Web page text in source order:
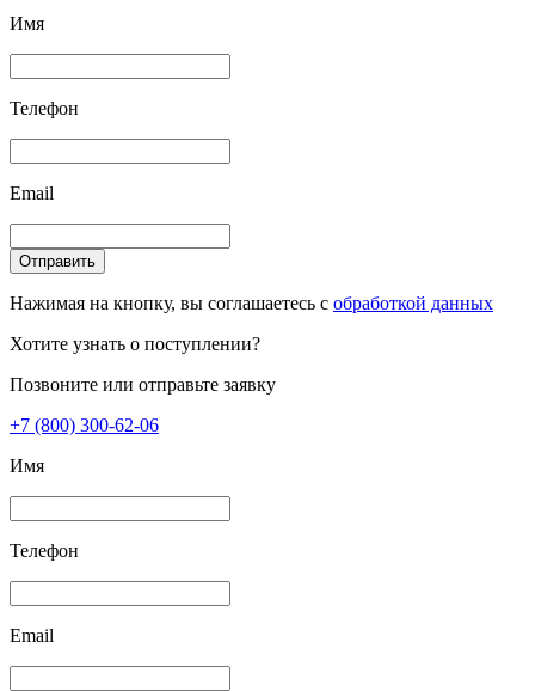
Имя
Телефон
Email
Отправить
Нажимая на кнопку, вы соглашаетесь с обработкой данных
Хотите узнать о поступлении?
Позвоните или отправьте заявку
+7 (800) 300-62-06
Имя
Телефон
Email